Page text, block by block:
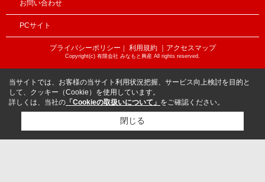
お問い合わせ
PCサイト
プライバシーポリシー ｜ 利用規約 ｜アクセスマップ
Copyright(c) 有限会社 みなもと興産 All rights reserved.
当サイトでは、お客様の当サイト利用状況把握、サービス向上検討を目的と
して、クッキー（Cookie）を使用しています。
詳しくは、当社の 「Cookieの取扱いについて」 をご確認ください。
閉じる